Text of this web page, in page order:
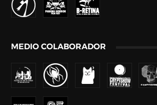
MEDIO COLABORADOR